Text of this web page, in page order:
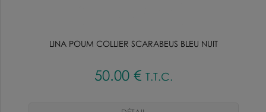
LINA POUM COLLIER SCARABEUS BLEU NUIT
50.00 € T.T.C.